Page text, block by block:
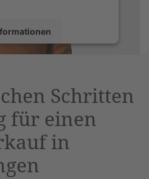
&eRecht24
Schritten
für einen
in